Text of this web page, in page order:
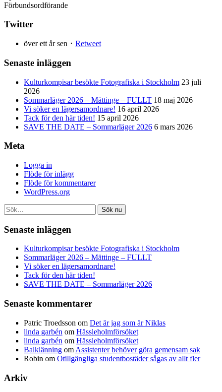
Förbundsordförande
Twitter
över ett år sen ･ Retweet
Senaste inläggen
Kulturkompisar besökte Fotografiska i Stockholm 23 juli
2026
Sommarläger 2026 – Mättinge – FULLT 18 maj 2026
Vi söker en lägersamordnare! 16 april 2026
Tack för den här tiden! 15 april 2026
SAVE THE DATE – Sommarläger 2026 6 mars 2026
Meta
Logga in
Flöde för inlägg
Flöde för kommentarer
WordPress.org
Sök nu
Senaste inläggen
Kulturkompisar besökte Fotografiska i Stockholm
Sommarläger 2026 – Mättinge – FULLT
Vi söker en lägersamordnare!
Tack för den här tiden!
SAVE THE DATE – Sommarläger 2026
Senaste kommentarer
Patric Troedsson om Det är jag som är Niklas
linda garbén om Hässleholmförsöket
linda garbén om Hässleholmförsöket
Balklänning om Assistenter behöver göra gemensam sak
Robin om Otillgängliga studentbostäder sågas av allt fler
Arkiv